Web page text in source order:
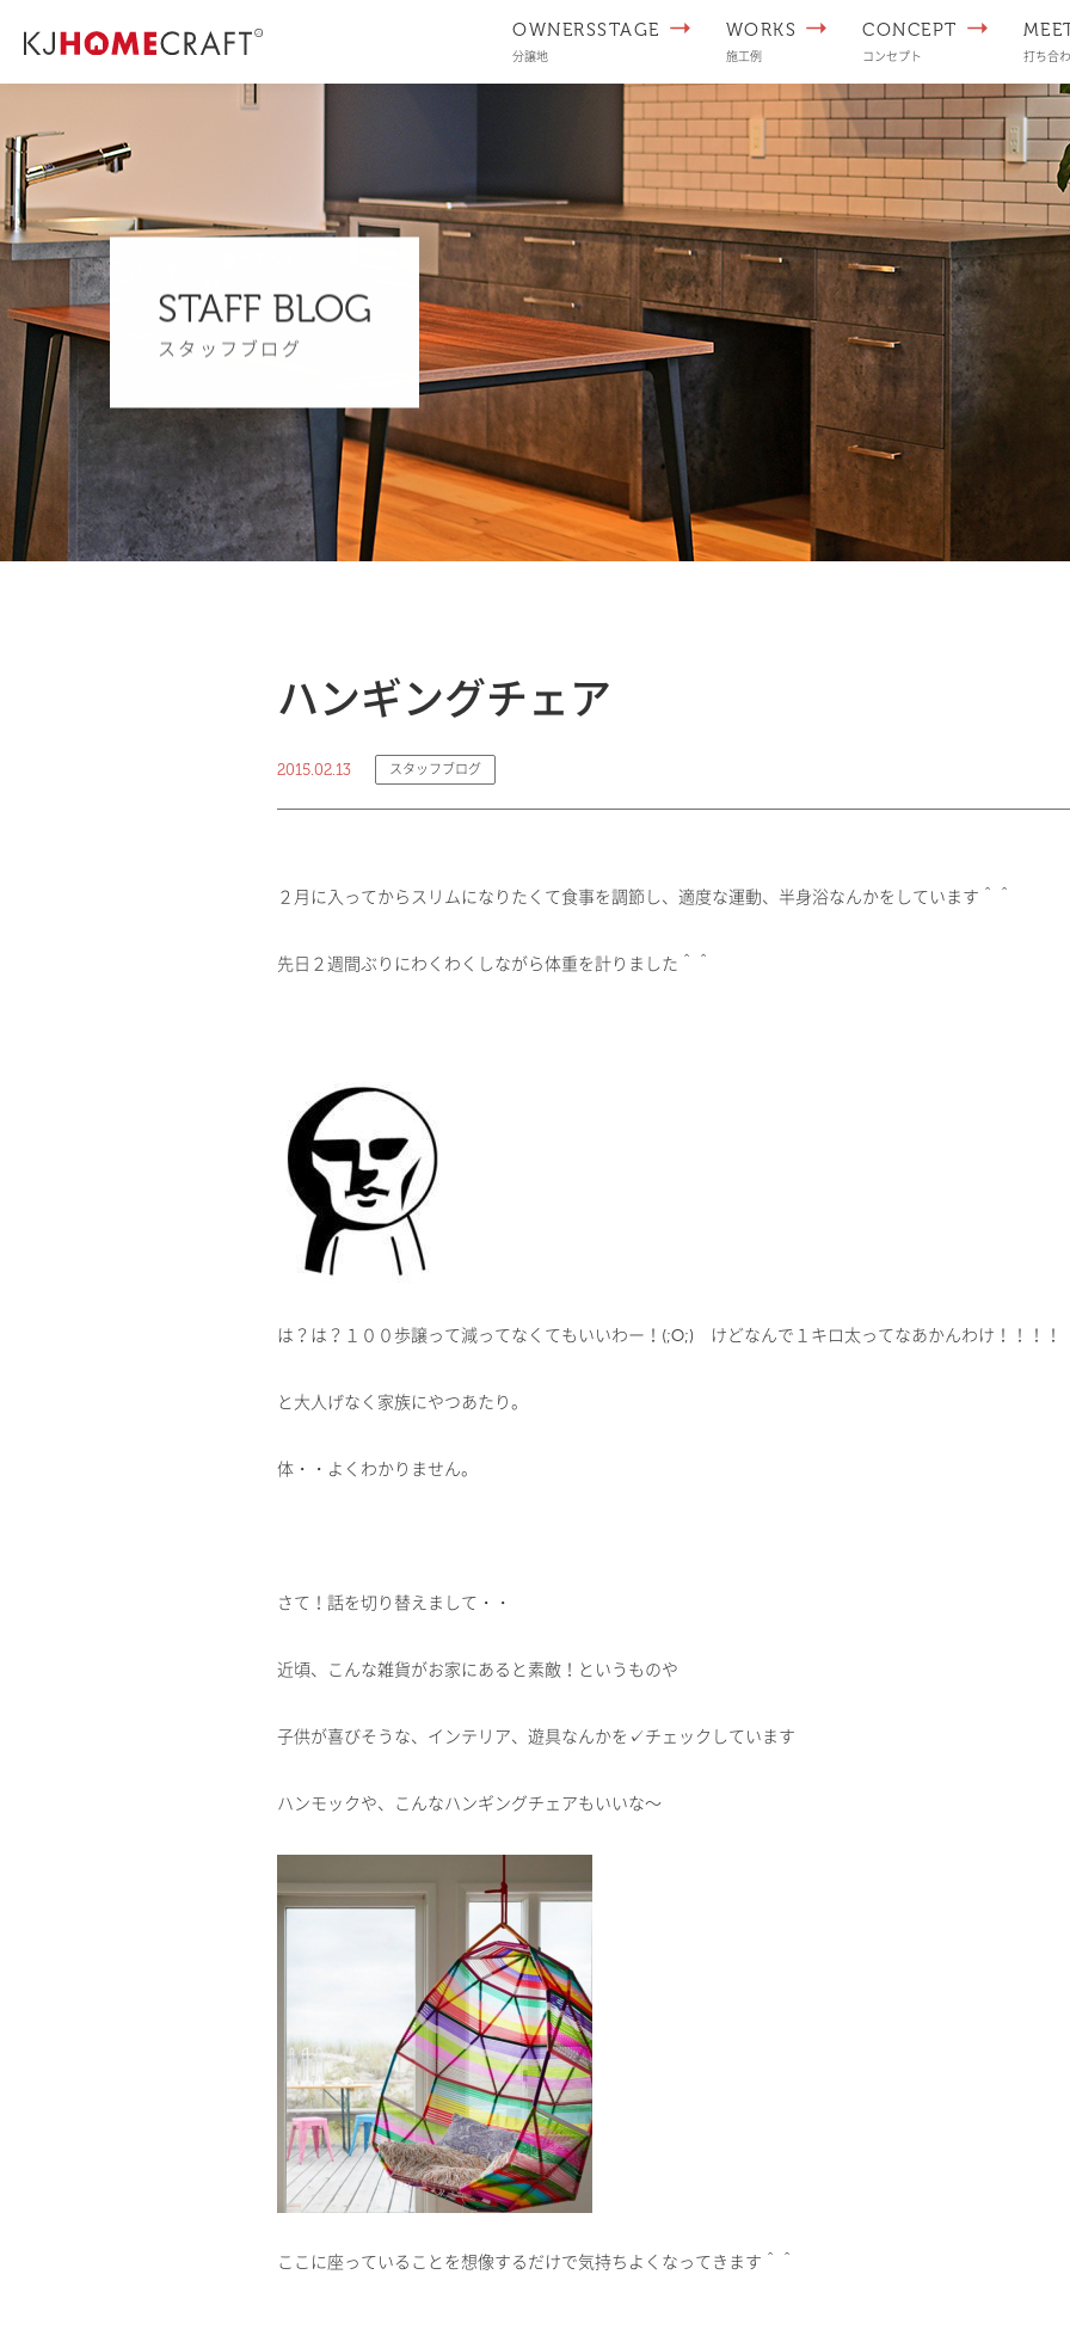
OWNERSSTAGE
分譲地
WORKS
施工例
CONCEPT
コンセプト 打ち合
STAFF BLOG
スタッフブログ
ハンギングチェア
2015.02.13 スタッフブログ
２月に入ってからスリムになりたくて食事を調節し、適度な運動、半身浴なんかをしています＾＾
先日２週間ぶりにわくわくしながら体重を計りました＾＾
は？は？１００歩譲って減ってなくてもいいわー！(;O;) けどなんで１キロ太ってなあかんわけ！！！！
と大人げなく家族にやつあたり。
体・・よくわかりません。
さて！話を切り替えまして・・
近頃、こんな雑貨がお家にあると素敵！というものや
子供が喜びそうな、インテリア、遊具なんかを✓チェックしています
ハンモックや、こんなハンギングチェアもいいな～
ここに座っていることを想像するだけで気持ちよくなってきます＾＾